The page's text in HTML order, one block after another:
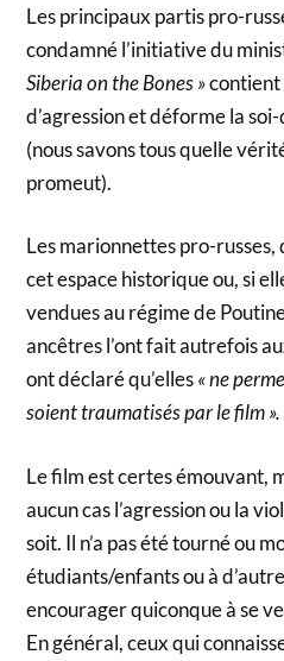
Les principaux partis pro-
condamné l’initiative du
Siberia on the Bones »contient
d’agression et déforme la
(nous savons tous quelle
promeut).
Les marionnettes pro-russes,
cet espace historique ou, si
vendues au régime de
ancêtres l’ont fait autrefois
ont déclaré qu’elles« ne
soient traumatisés par le film ».
Le film est certes émouvant,
aucun cas l’agression ou la
soit. Il n’a pas été tourné ou
étudiants/enfants ou à
encourager quiconque à se
En général, ceux qui